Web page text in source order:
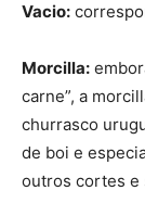
Vacio:
Morcilla:
carne”, a
churrasco
de boi e
outros cortes e